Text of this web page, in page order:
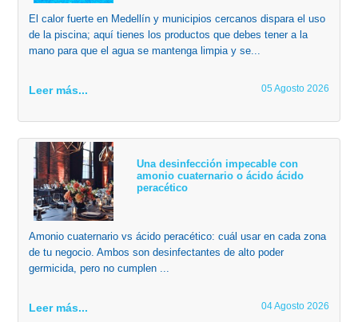
El calor fuerte en Medellín y municipios cercanos dispara el uso
de la piscina; aquí tienes los productos que debes tener a la
mano para que el agua se mantenga limpia y se...
Leer más... 05 Agosto 2026
Una desinfección impecable con
amonio cuaternario o ácido ácido
peracético
Amonio cuaternario vs ácido peracético: cuál usar en cada zona
de tu negocio. Ambos son desinfectantes de alto poder
germicida, pero no cumplen ...
Leer más... 04 Agosto 2026